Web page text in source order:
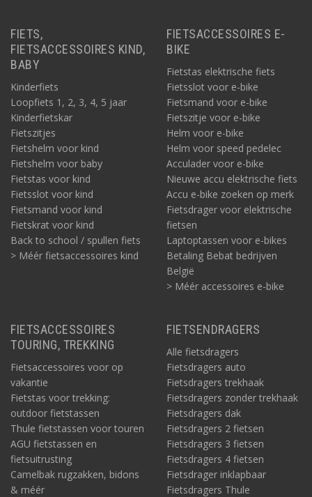
FIETS,
FIETSACCESSOIRES KIND,
BABY
Kinderfiets
Loopfiets 1, 2, 3, 4, 5 jaar
Kinderfietskar
Fietszitjes
Fietshelm voor kind
Fietshelm voor baby
Fietstas voor kind
Fietsslot voor kind
Fietsmand voor kind
Fietskrat voor kind
Back to school / spullen fiets
> Méér fietsaccessoires kind
FIETSACCESSOIRES E-
BIKE
Fietstas elektrische fiets
Fietsslot voor e-bike
Fietsmand voor e-bike
Fietszitje voor e-bike
Helm voor e-bike
Helm voor speed pedelec
Acculader voor e-bike
Nieuwe accu elektrische fiets
Accu e-bike zoeken op merk
Fietsdrager voor elektrische
fietsen
Laptoptassen voor e-bikes
Betaling Bebat bedrijven
België
> Méér accessoires e-bike
FIETSACCESSOIRES
TOURING, TREKKING
Fietsaccessoires voor op
vakantie
Fietstas voor trekking:
outdoor fietstassen
Thule fietstassen voor touren
AGU fietstassen en
fietsuitrusting
Camelbak rugzakken, bidons
& méér
FIETSENDRAGERS
Alle fietsdragers
Fietsdragers auto
Fietsdragers trekhaak
Fietsdragers zonder trekhaak
Fietsdragers dak
Fietsdragers 2 fietsen
Fietsdragers 3 fietsen
Fietsdragers 4 fietsen
Fietsdrager inklapbaar
Fietsdragers Thule